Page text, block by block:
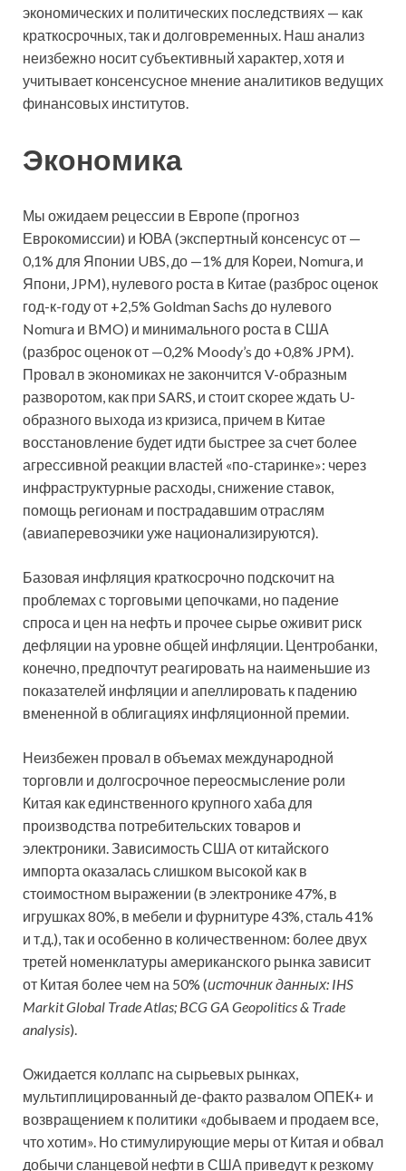
экономических и политических последствиях — как
краткосрочных, так и долговременных. Наш анализ
неизбежно носит субъективный характер, хотя и
учитывает консенсусное мнение аналитиков ведущих
финансовых институтов.
Экономика
Мы ожидаем рецессии в Европе (прогноз
Еврокомиссии) и ЮВА (экспертный консенсус от —
0,1% для Японии UBS, до —1% для Кореи, Nomura, и
Япони, JPM), нулевого роста в Китае (разброс оценок
год-к-году от +2,5% Goldman Sachs до нулевого
Nomura и BMO) и минимального роста в США
(разброс оценок от —0,2% Moody’s до +0,8% JPM).
Провал в экономиках не закончится V-образным
разворотом, как при SARS, и стоит скорее ждать U-
образного выхода из кризиса, причем в Китае
восстановление будет идти быстрее за счет более
агрессивной реакции властей «по-старинке»: через
инфраструктурные расходы, снижение ставок,
помощь регионам и пострадавшим отраслям
(авиаперевозчики уже национализируются).
Базовая инфляция краткосрочно подскочит на
проблемах с торговыми цепочками, но падение
спроса и цен на нефть и прочее сырье оживит риск
дефляции на уровне общей инфляции. Центробанки,
конечно, предпочтут реагировать на наименьшие из
показателей инфляции и апеллировать к падению
вмененной в облигациях инфляционной премии.
Неизбежен провал в объемах международной
торговли и долгосрочное переосмысление роли
Китая как единственного крупного хаба для
производства потребительских товаров и
электроники. Зависимость США от китайского
импорта оказалась слишком высокой как в
стоимостном выражении (в электронике 47%, в
игрушках 80%, в мебели и фурнитуре 43%, сталь 41%
и т.д.), так и особенно в количественном: более двух
третей номенклатуры американского рынка зависит
от Китая более чем на 50% (источник данных: IHS
Markit Global Trade Atlas; BCG GA Geopolitics & Trade
analysis).
Ожидается коллапс на сырьевых рынках,
мультиплицированный де-факто развалом ОПЕК+ и
возвращением к политики «добываем и продаем все,
что хотим». Но стимулирующие меры от Китая и обвал
добычи сланцевой нефти в США приведут к резкому